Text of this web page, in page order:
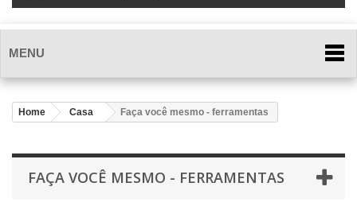
MENU
Home Casa Faça você mesmo - ferramentas
FAÇA VOCÊ MESMO - FERRAMENTAS